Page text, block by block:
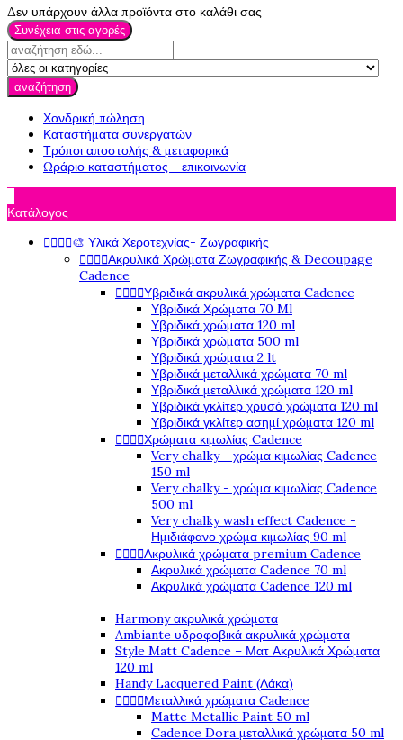
Δεν υπάρχουν άλλα προϊόντα στο καλάθι σας
Συνέχεια στις αγορές
αναζήτηση
Χονδρική πώληση
Καταστήματα συνεργατών
Τρόποι αποστολής & μεταφορικά
Ωράριο καταστήματος - επικοινωνία
Κατάλογος
🎨 Υλικά Χεροτεχνίας- Ζωγραφικής
Ακρυλικά Χρώματα Ζωγραφικής & Decoupage
Cadence
Υβριδικά ακρυλικά χρώματα Cadence
Υβριδικά Χρώματα 70 Ml
Υβριδικά χρώματα 120 ml
Υβριδικά χρώματα 500 ml
Υβριδικά χρώματα 2 lt
Υβριδικά μεταλλικά χρώματα 70 ml
Υβριδικά μεταλλικά χρώματα 120 ml
Υβριδικά γκλίτερ χρυσό χρώματα 120 ml
Υβριδικά γκλίτερ ασημί χρώματα 120 ml
Χρώματα κιμωλίας Cadence
Very chalky - χρώμα κιμωλίας Cadence
150 ml
Very chalky - χρώμα κιμωλίας Cadence
500 ml
Very chalky wash effect Cadence -
Ημιδιάφανο χρώμα κιμωλίας 90 ml
Ακρυλικά χρώματα premium Cadence
Ακρυλικά χρώματα Cadence 70 ml
Ακρυλικά χρώματα Cadence 120 ml
Harmony ακρυλικά χρώματα
Ambiante υδροφοβικά ακρυλικά χρώματα
Style Matt Cadence – Ματ Ακρυλικά Χρώματα
120 ml
Handy Lacquered Paint (Λάκα)
Μεταλλικά χρώματα Cadence
Matte Metallic Paint 50 ml
Cadence Dora μεταλλικά χρώματα 50 ml